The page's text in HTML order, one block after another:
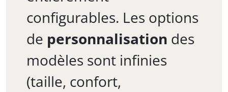
configurables. Les options
de personnalisation des
modèles sont infinies
(taille, confort,